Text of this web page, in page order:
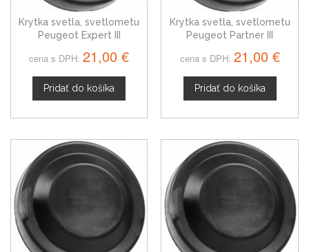
Krytka svetla, svetlometu
Peugeot Expert III
cena s DPH: 21,00 €
Pridať do košíka
Krytka svetla, svetlometu
Peugeot Partner III
cena s DPH: 21,00 €
Pridať do košíka